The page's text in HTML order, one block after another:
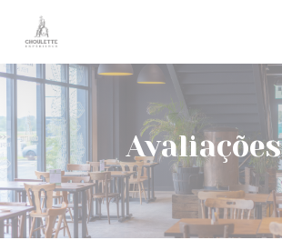
Painel de Gerenciamento de Cookies
Avaliações